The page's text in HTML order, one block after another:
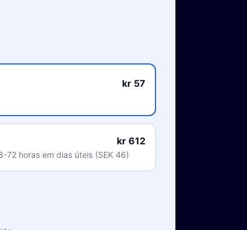
kr 57
kr 612
72 horas em dias úteis (SEK 46)